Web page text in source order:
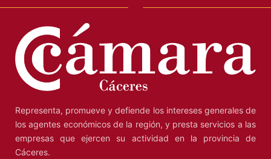
Representa, promueve y defiende los intereses generales de
los agentes económicos de la región, y presta servicios a las
empresas que ejercen su actividad en la provincia de
Cáceres.